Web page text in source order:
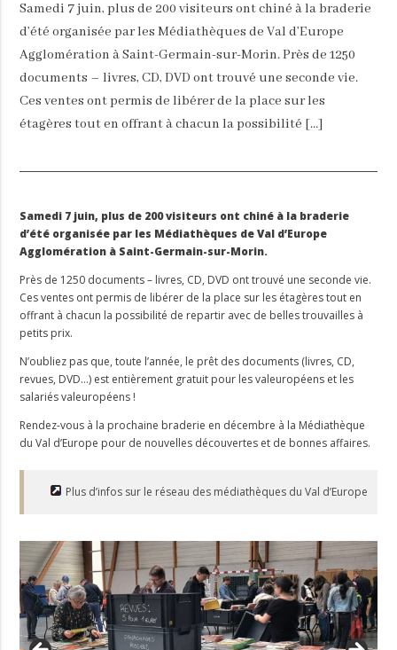
Samedi 7 juin, plus de 200 visiteurs ont chiné à la braderie
d’été organisée par les Médiathèques de Val d’Europe
Agglomération à Saint-Germain-sur-Morin. Près de 1250
documents – livres, CD, DVD ont trouvé une seconde vie.
Ces ventes ont permis de libérer de la place sur les
étagères tout en offrant à chacun la possibilité […]
Samedi 7 juin, plus de 200 visiteurs ont chiné à la braderie
d’été organisée par les Médiathèques de Val d’Europe
Agglomération à Saint-Germain-sur-Morin.
Près de 1250 documents – livres, CD, DVD ont trouvé une seconde vie.
Ces ventes ont permis de libérer de la place sur les étagères tout en
offrant à chacun la possibilité de repartir avec de belles trouvailles à
petits prix.
N’oubliez pas que, toute l’année, le prêt des documents (livres, CD,
revues, DVD…) est entièrement gratuit pour les valeuropéens et les
salariés valeuropéens !
Rendez-vous à la prochaine braderie en décembre à la Médiathèque
du Val d’Europe pour de nouvelles découvertes et de bonnes affaires.
Plus d’infos sur le réseau des médiathèques du Val d’Europe